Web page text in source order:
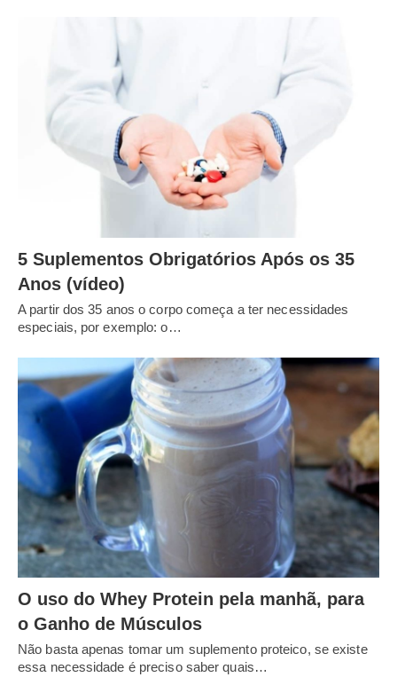
5 Suplementos Obrigatórios Após os 35
Anos (vídeo)
A partir dos 35 anos o corpo começa a ter necessidades
especiais, por exemplo: o…
O uso do Whey Protein pela manhã, para
o Ganho de Músculos
Não basta apenas tomar um suplemento proteico, se existe
essa necessidade é preciso saber quais…